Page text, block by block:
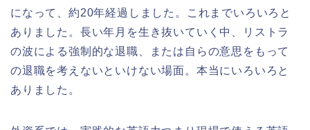
になって、約20年経過しました。これまでいろいろと
ありました。長い年月を生き抜いていく中、リストラ
の波による強制的な退職、または自らの意思をもって
の退職を考えないといけない場面。本当にいろいろと
ありました。